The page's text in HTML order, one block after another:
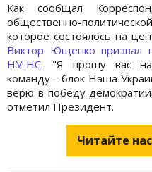
Как сообщал
общественно-
которое состоялось на
Виктор Ющенко призвал
НУ-НС. "Я прошу вас
команду - блок Наша
верю в победу
отметил Президент.
Читайте